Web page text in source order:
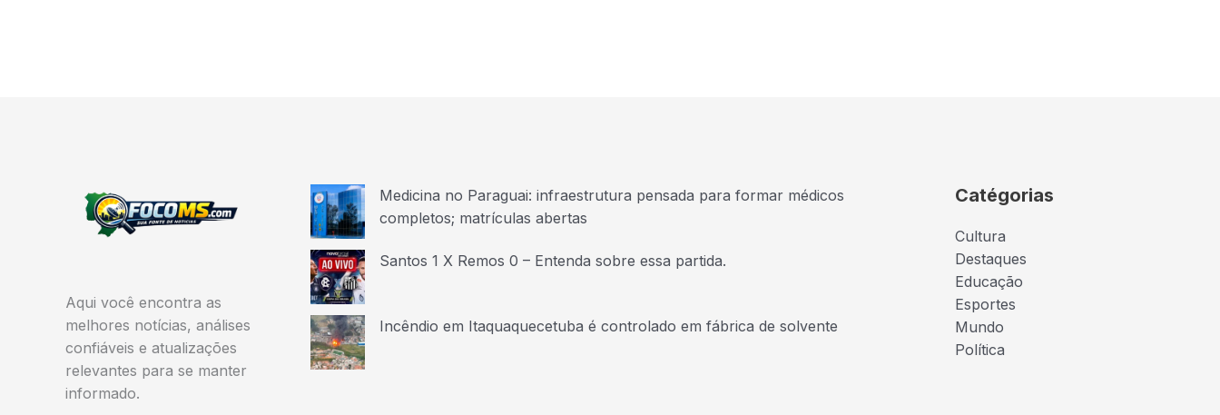
Aqui você encontra as
melhores notícias, análises
confiáveis e atualizações
relevantes para se manter
informado.
Medicina no Paraguai: infraestrutura pensada para formar médicos
completos; matrículas abertas
Santos 1 X Remos 0 – Entenda sobre essa partida.
Incêndio em Itaquaquecetuba é controlado em fábrica de solvente
Catégorias
Cultura
Destaques
Educação
Esportes
Mundo
Política